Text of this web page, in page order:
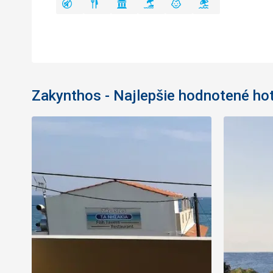
Zakynthos - Najlepšie hodnotené